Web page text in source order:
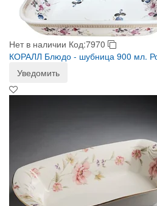
Нет в наличии Код:7970
КОРАЛЛ Блюдо - шубница 900 мл.
Уведомить